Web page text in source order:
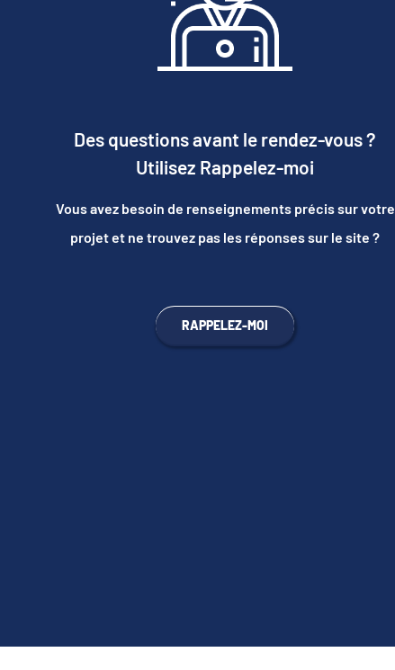
Des questions avant le rendez-vous ?
Utilisez Rappelez-moi
Vous avez besoin de renseignements précis sur votre
projet et ne trouvez pas les réponses sur le site ?
RAPPELEZ-MOI